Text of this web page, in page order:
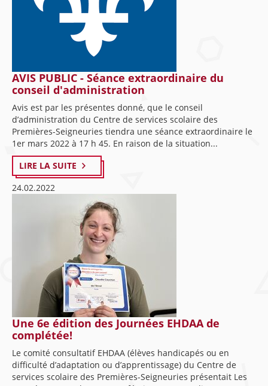
AVIS PUBLIC - Séance extraordinaire du
conseil d'administration
Avis est par les présentes donné, que le conseil
d’administration du Centre de services scolaire des
Premières-Seigneuries tiendra une séance extraordinaire le
1er mars 2022 à 17 h 45. En raison de la situation...
LIRE LA SUITE
24.02.2022
Une 6e édition des Journées EHDAA de
complétée!
Le comité consultatif EHDAA (élèves handicapés ou en
difficulté d’adaptation ou d’apprentissage) du Centre de
services scolaire des Premières-Seigneuries présentait Les